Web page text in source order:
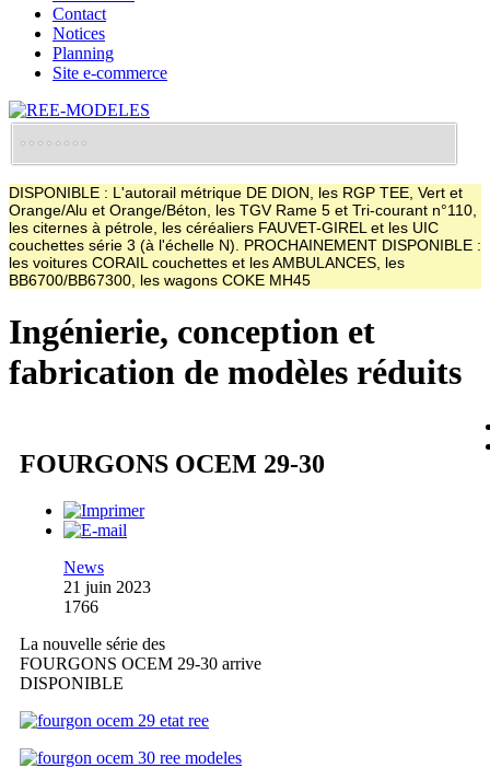
Contact
Notices
Planning
Site e-commerce
DISPONIBLE : L'autorail métrique DE DION, les RGP TEE, Vert et
Orange/Alu et Orange/Béton, les TGV Rame 5 et Tri-courant n°110,
les citernes à pétrole, les céréaliers FAUVET-GIREL et les UIC
couchettes série 3 (à l'échelle N). PROCHAINEMENT DISPONIBLE :
les voitures CORAIL couchettes et les AMBULANCES, les
BB6700/BB67300, les wagons COKE MH45
Ingénierie, conception et
fabrication de modèles réduits
FOURGONS OCEM 29-30
News
21 juin 2023
1766
La nouvelle série des
FOURGONS OCEM 29-30 arrive
DISPONIBLE